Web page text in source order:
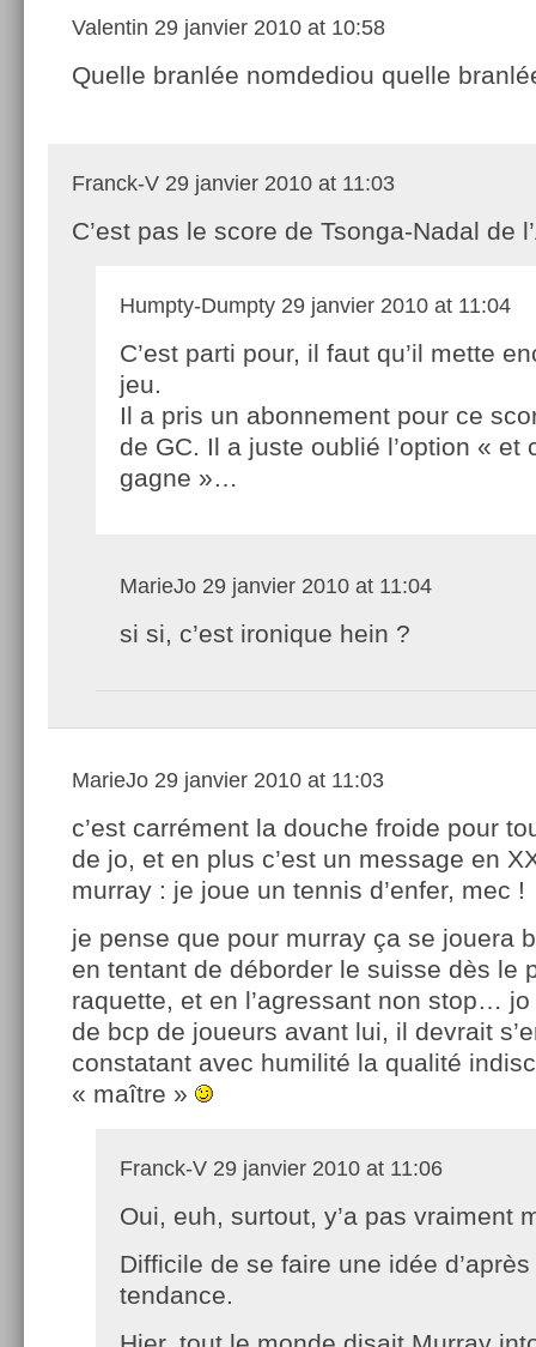
Valentin 29 janvier 2010 at 10:58
Quelle branlée nomdediou quelle
Franck-V 29 janvier 2010 at 11:03
C’est pas le score de Tsonga-Nadal de
Humpty-Dumpty 29 janvier 2010 at 11:04
C’est parti pour, il faut qu’il mette
jeu.
Il a pris un abonnement pour ce
de GC. Il a juste oublié l’option « et
gagne »…
MarieJo 29 janvier 2010 at 11:04
si si, c’est ironique hein ?
MarieJo 29 janvier 2010 at 11:03
c’est carrément la douche froide pour
de jo, et en plus c’est un message en
murray : je joue un tennis d’enfer, mec !
je pense que pour murray ça se jouera
en tentant de déborder le suisse dès le
raquette, et en l’agressant non stop…
de bcp de joueurs avant lui, il devrait
constatant avec humilité la qualité
« maître »
Franck-V 29 janvier 2010 at 11:06
Oui, euh, surtout, y’a pas vraiment
Difficile de se faire une idée
tendance.